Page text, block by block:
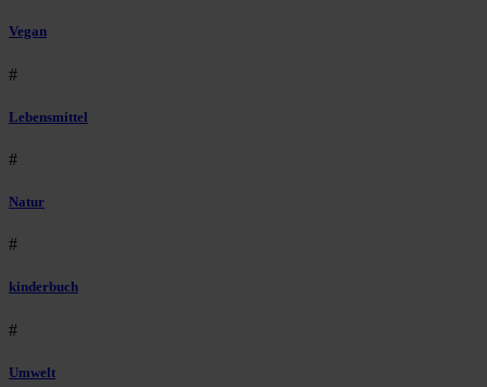
Vegan
#
Lebensmittel
#
Natur
#
kinderbuch
#
Umwelt